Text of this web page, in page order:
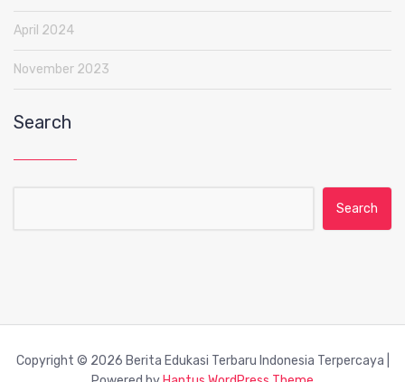
April 2024
November 2023
Search
Copyright © 2026 Berita Edukasi Terbaru Indonesia Terpercaya |